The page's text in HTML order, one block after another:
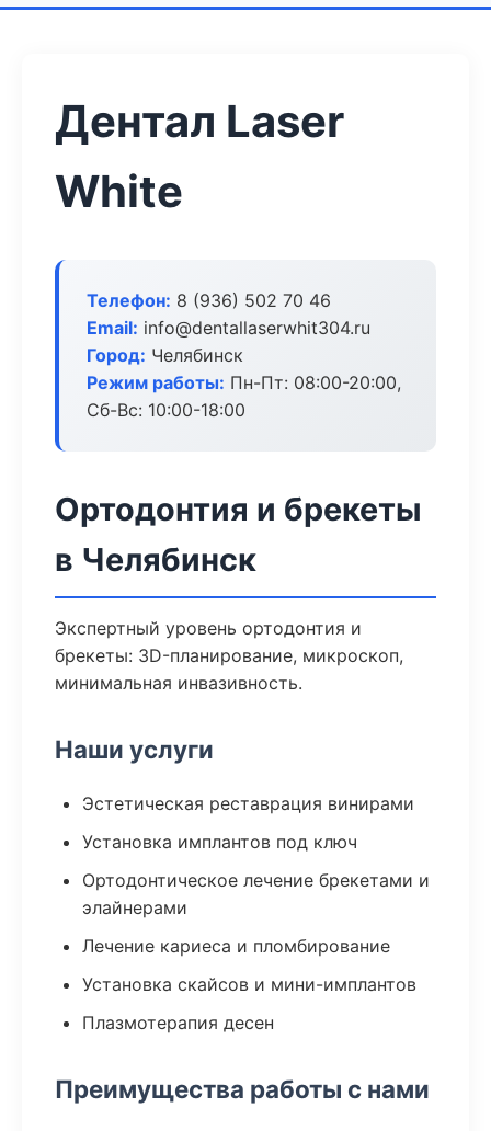
Дентал Laser
White
Телефон: 8 (936) 502 70 46
Email: info@dentallaserwhit304.ru
Город: Челябинск
Режим работы: Пн-Пт: 08:00-20:00,
Сб-Вс: 10:00-18:00
Ортодонтия и брекеты
в Челябинск
Экспертный уровень ортодонтия и
брекеты: 3D-планирование, микроскоп,
минимальная инвазивность.
Наши услуги
Эстетическая реставрация винирами
Установка имплантов под ключ
Ортодонтическое лечение брекетами и
элайнерами
Лечение кариеса и пломбирование
Установка скайсов и мини-имплантов
Плазмотерапия десен
Преимущества работы с нами